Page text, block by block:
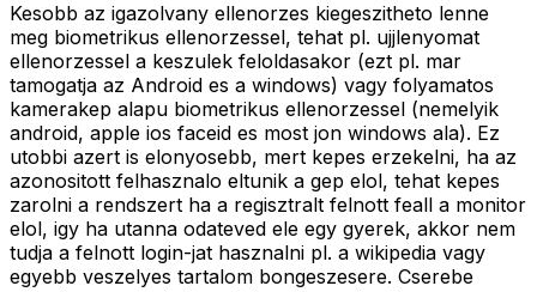
Kesobb az igazolvany ellenorzes kiegeszitheto lenne
meg biometrikus ellenorzessel, tehat pl. ujjlenyomat
ellenorzessel a keszulek feloldasakor (ezt pl. mar
tamogatja az Android es a windows) vagy folyamatos
kamerakep alapu biometrikus ellenorzessel (nemelyik
android, apple ios faceid es most jon windows ala). Ez
utobbi azert is elonyosebb, mert kepes erzekelni, ha az
azonositott felhasznalo eltunik a gep elol, tehat kepes
zarolni a rendszert ha a regisztralt felnott feall a monitor
elol, igy ha utanna odateved ele egy gyerek, akkor nem
tudja a felnott login-jat hasznalni pl. a wikipedia vagy
egyebb veszelyes tartalom bongeszesere. Cserebe